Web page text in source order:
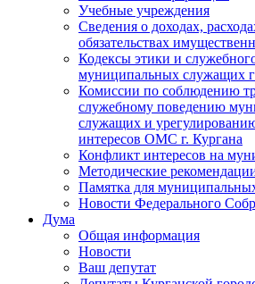
Учебные учреждения
Сведения о доходах,
обязательствах
Кодексы этики и
муниципальных служащих
Комиссии по соблюдению
служебному поведению
служащих и
интересов ОМС г. Кургана
Конфликт интересов на
Методические
Памятка для
Новости Федерального
Дума
Общая информация
Новости
Ваш депутат